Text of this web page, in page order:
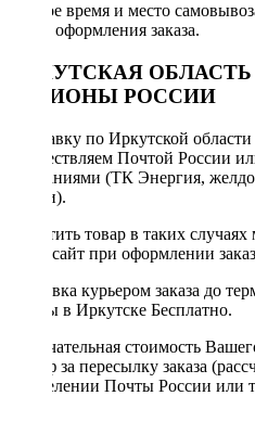
Точное время и место
после оформления заказа.
ИРКУТСКАЯ
РЕГИОНЫ РОССИИ
Отправку по Иркутской
осуществляем Почтой России
компаниями (ТК Энергия,
линии).
Оплатить товар в таких
через сайт при оформлении
Доставка курьером заказа до
Почты в Иркутске Бесплатно.
Окончательная стоимость
Тариф за пересылку заказа
в отделении Почты России или